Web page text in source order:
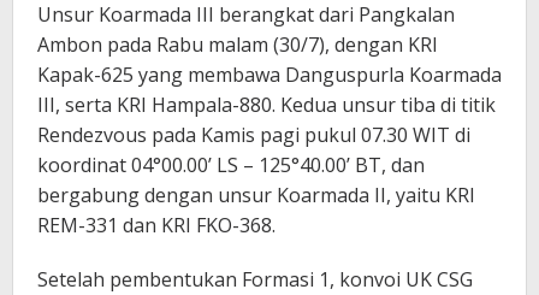
Unsur Koarmada III berangkat dari Pangkalan
Ambon pada Rabu malam (30/7), dengan KRI
Kapak-625 yang membawa Danguspurla Koarmada
III, serta KRI Hampala-880. Kedua unsur tiba di titik
Rendezvous pada Kamis pagi pukul 07.30 WIT di
koordinat 04°00.00’ LS – 125°40.00’ BT, dan
bergabung dengan unsur Koarmada II, yaitu KRI
REM-331 dan KRI FKO-368.
Setelah pembentukan Formasi 1, konvoi UK CSG